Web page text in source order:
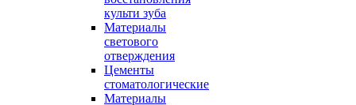
культи зуба
Материалы
светового
отверждения
Цементы
стоматологические
Материалы